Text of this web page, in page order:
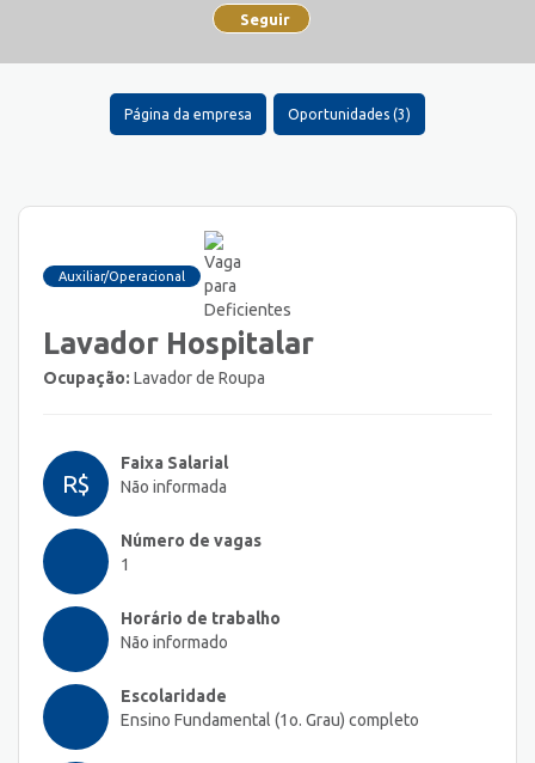
Seguir
Página da empresa Oportunidades (3)
Auxiliar/Operacional
Lavador Hospitalar
Ocupação: Lavador de Roupa
R$
Faixa Salarial
Não informada
Número de vagas
1
Horário de trabalho
Não informado
Escolaridade
Ensino Fundamental (1o. Grau) completo